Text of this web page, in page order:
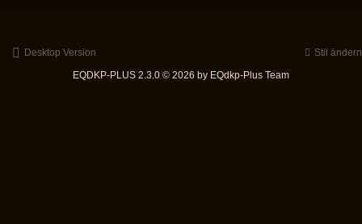
Desktop Version
Stil ändern
EQDKP-PLUS 2.3.0 © 2026 by EQdkp-Plus Team